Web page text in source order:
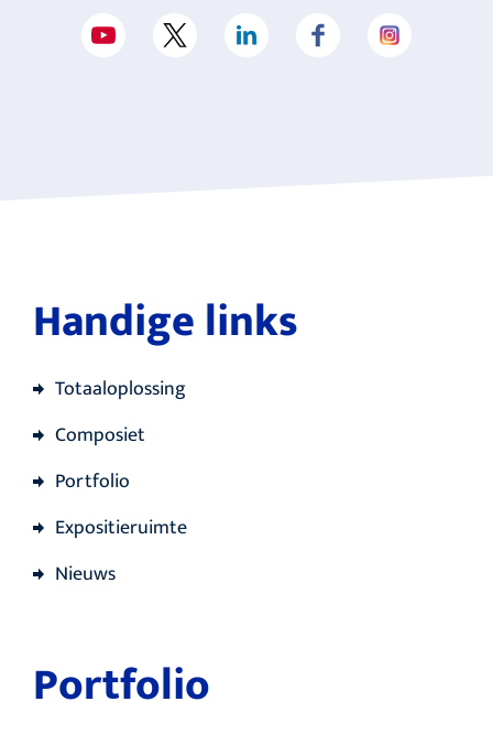
Handige links
Totaaloplossing
Composiet
Portfolio
Expositieruimte
Nieuws
Portfolio